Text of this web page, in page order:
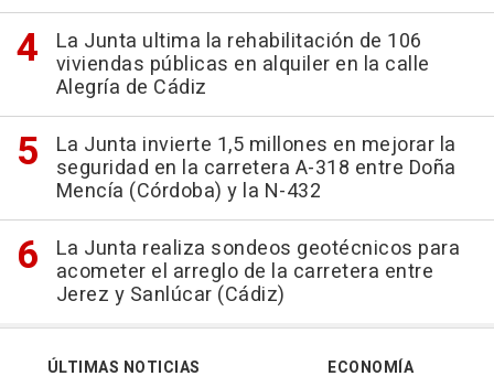
La Junta ultima la rehabilitación de 106
viviendas públicas en alquiler en la calle
Alegría de Cádiz
La Junta invierte 1,5 millones en mejorar la
seguridad en la carretera A-318 entre Doña
Mencía (Córdoba) y la N-432
La Junta realiza sondeos geotécnicos para
acometer el arreglo de la carretera entre
Jerez y Sanlúcar (Cádiz)
ÚLTIMAS NOTICIAS
ECONOMÍA